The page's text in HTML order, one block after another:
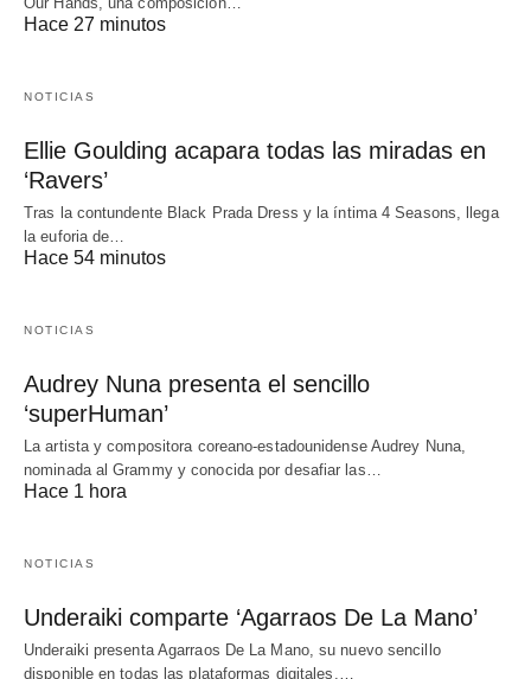
Hace 27 minutos
NOTICIAS
Ellie Goulding acapara todas las miradas en
‘Ravers’
Tras la contundente Black Prada Dress y la íntima 4 Seasons, llega
la euforia de…
Hace 54 minutos
NOTICIAS
Audrey Nuna presenta el sencillo
‘superHuman’
La artista y compositora coreano-estadounidense Audrey Nuna,
nominada al Grammy y conocida por desafiar las…
Hace 1 hora
NOTICIAS
Underaiki comparte ‘Agarraos De La Mano’
Underaiki presenta Agarraos De La Mano, su nuevo sencillo
disponible en todas las plataformas digitales.…